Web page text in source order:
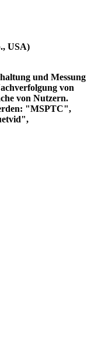
USA)
und Messung
von
von Nutzern.
"MSPTC",